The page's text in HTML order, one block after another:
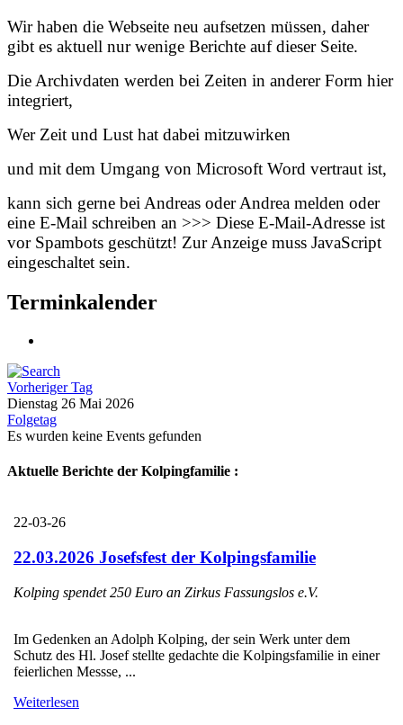
Wir haben die Webseite neu aufsetzen müssen, daher
gibt es aktuell nur wenige Berichte auf dieser Seite.
Die Archivdaten werden bei Zeiten in anderer Form hier
integriert,
Wer Zeit und Lust hat dabei mitzuwirken
und mit dem Umgang von Microsoft Word vertraut ist,
kann sich gerne bei Andreas oder Andrea melden oder
eine E-Mail schreiben an >>> Diese E-Mail-Adresse ist
vor Spambots geschützt! Zur Anzeige muss JavaScript
eingeschaltet sein.
Terminkalender
Vorheriger Tag
Dienstag 26 Mai 2026
Folgetag
Es wurden keine Events gefunden
Aktuelle Berichte der Kolpingfamilie :
22-03-26
22.03.2026 Josefsfest der Kolpingsfamilie
Kolping spendet 250 Euro an Zirkus Fassungslos e.V.
Im Gedenken an Adolph Kolping, der sein Werk unter dem
Schutz des Hl. Josef stellte gedachte die Kolpingsfamilie in einer
feierlichen Messse, ...
Weiterlesen